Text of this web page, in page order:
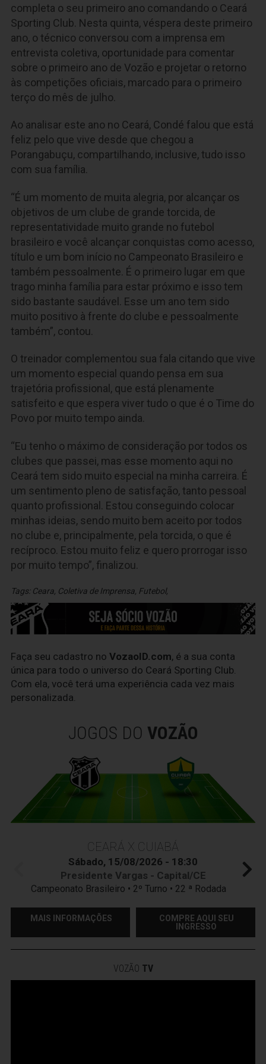
completa o seu primeiro ano comandando o Ceará
Sporting Club. Nesta quinta, véspera deste primeiro
ano, o técnico conversou com a imprensa em
entrevista coletiva, oportunidade para comentar
sobre o primeiro ano de Vozão e projetar o retorno
às competições oficiais, marcado para o primeiro
terço do mês de julho.
Ao analisar este ano no Ceará, Condé falou que está
feliz pelo que vive desde que chegou a
Porangabuçu, compartilhando, inclusive, tudo isso
com sua família.
“É um momento de muita alegria, por alcançar os
objetivos de um clube de grande torcida, de
representatividade muito grande no futebol
brasileiro e você alcançar conquistas como acesso,
título e um bom início no Campeonato Brasileiro e
também pessoalmente. É o primeiro lugar em que
trago minha família para estar próximo e isso tem
sido bastante saudável. Esse um ano tem sido
muito positivo à frente do clube e pessoalmente
também”, contou.
O treinador complementou sua fala citando que vive
um momento especial quando pensa em sua
trajetória profissional, que está plenamente
satisfeito e que espera viver tudo o que é o Time do
Povo por muito tempo ainda.
“Eu tenho o máximo de consideração por todos os
clubes que passei, mas esse momento aqui no
Ceará tem sido muito especial na minha carreira. É
um sentimento pleno de satisfação, tanto pessoal
quanto profissional. Estou conseguindo colocar
minhas ideias, sendo muito bem aceito por todos
no clube e, principalmente, pela torcida, o que é
recíproco. Estou muito feliz e quero prorrogar isso
por muito tempo”, finalizou.
Tags: Ceara Coletiva de Imprensa Futebol,
Faça seu cadastro no VozaoID.com, é a sua conta
única para todo o universo do Ceará Sporting Club.
Com ela, você terá uma experiência cada vez mais
personalizada.
JOGOS DO VOZÃO
CEARÁ X CUIABÁ
Sábado, 15/08/2026 - 18:30
Presidente Vargas - Capital/CE
Campeonato Brasileiro • 2º Turno • 22 ª Rodada
MAIS INFORMAÇÕES
COMPRE AQUI SEU
INGRESSO
VOZÃO TV